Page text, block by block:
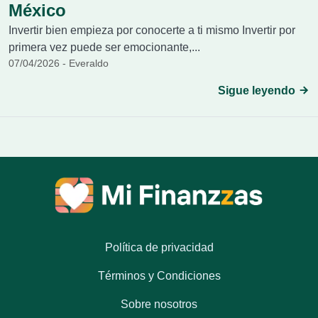
México
Invertir bien empieza por conocerte a ti mismo Invertir por
primera vez puede ser emocionante,...
07/04/2026 - Everaldo
Sigue leyendo
Política de privacidad
Términos y Condiciones
Sobre nosotros